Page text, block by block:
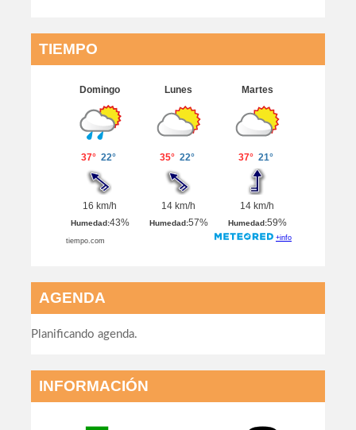
TIEMPO
AGENDA
Planificando agenda.
INFORMACIÓN